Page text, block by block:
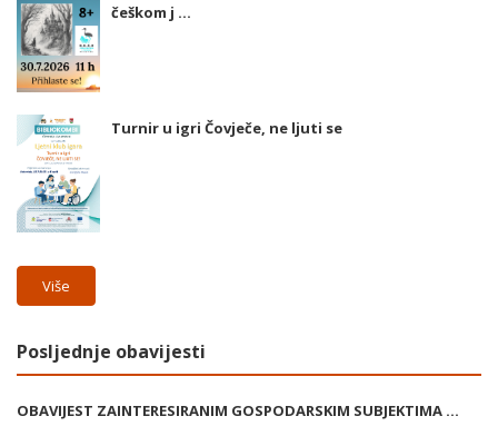
češkom j ...
Turnir u igri Čovječe, ne ljuti se
Više
Posljednje obavijesti
OBAVIJEST ZAINTERESIRANIM GOSPODARSKIM SUBJEKTIMA ...